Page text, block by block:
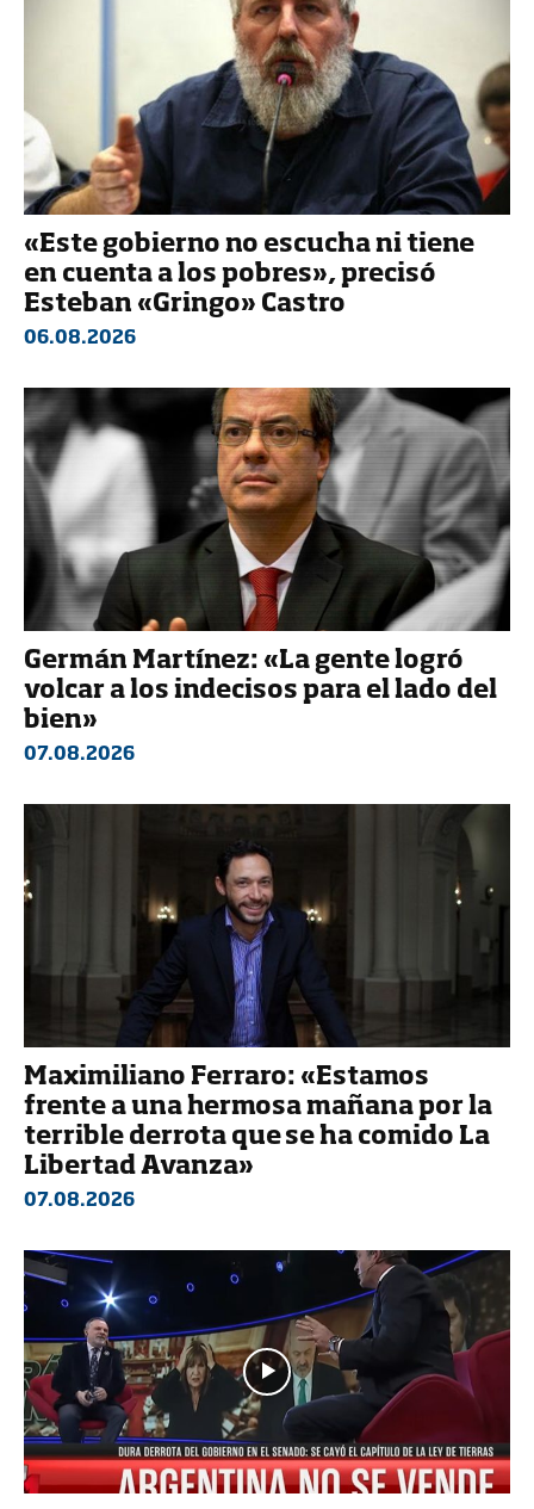
«Este gobierno no escucha ni tiene
en cuenta a los pobres», precisó
Esteban «Gringo» Castro
06.08.2026
Germán Martínez: «La gente logró
volcar a los indecisos para el lado del
bien»
07.08.2026
Maximiliano Ferraro: «Estamos
frente a una hermosa mañana por la
terrible derrota que se ha comido La
Libertad Avanza»
07.08.2026